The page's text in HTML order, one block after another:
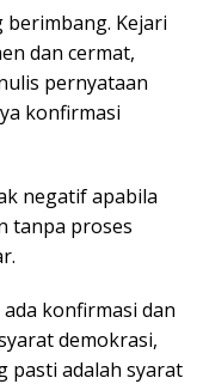
berimbang. Kejari
dan cermat,
pernyataan
konfirmasi
negatif apabila
tanpa proses
konfirmasi dan
demokrasi,
pasti adalah syarat